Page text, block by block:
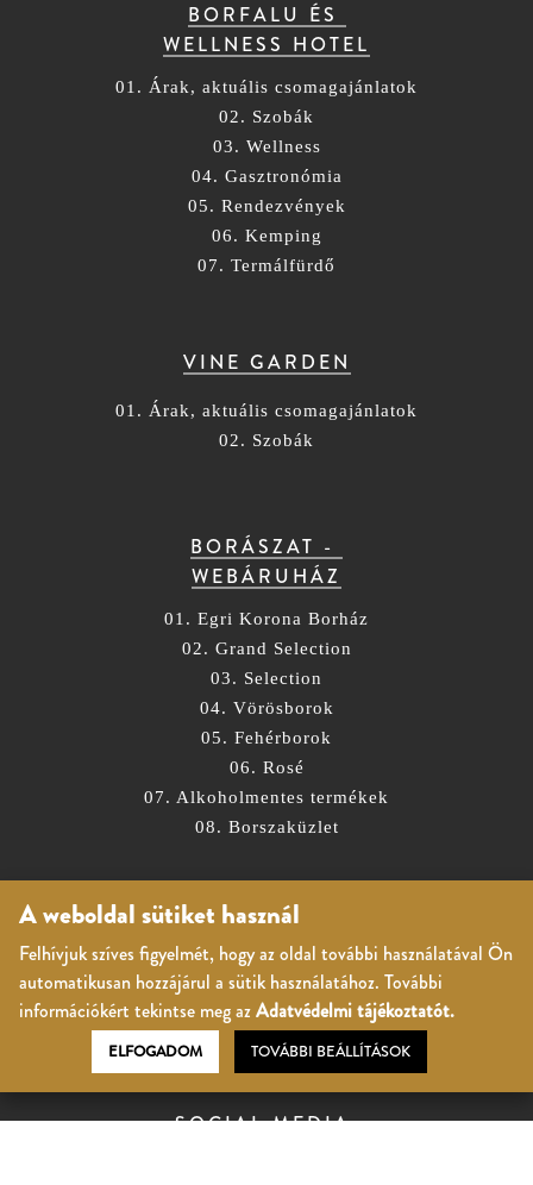
BORFALU ÉS
WELLNESS HOTEL
01. Árak, aktuális csomagajánlatok
02. Szobák
03. Wellness
04. Gasztronómia
05. Rendezvények
06. Kemping
07. Termálfürdő
VINE GARDEN
01. Árak, aktuális csomagajánlatok
02. Szobák
BORÁSZAT -
WEBÁRUHÁZ
01. Egri Korona Borház
02. Grand Selection
03. Selection
04. Vörösborok
05. Fehérborok
06. Rosé
07. Alkoholmentes termékek
08. Borszaküzlet
Kapcsolat
Vásárlási útmutató
Adatvédelem
SOCIAL MEDIA:
A weboldal sütiket használ
Felhívjuk szíves figyelmét, hogy az oldal további használatával Ön
automatikusan hozzájárul a sütik használatához. További
információkért tekintse meg azAdatvédelmi tájékoztatót.
ELFOGADOM TOVÁBBI BEÁLLÍTÁSOK